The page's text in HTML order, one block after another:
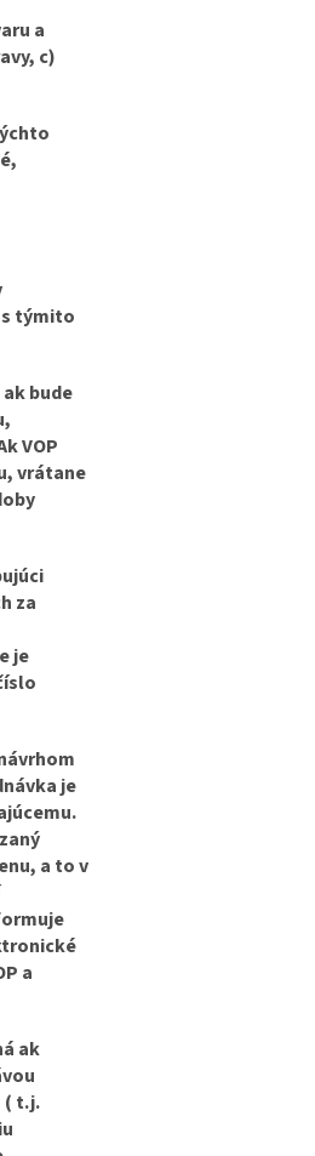
a
c)
týmito
bude
VOP
vrátane
za
je
je
a to v
a
ak
( t.j.